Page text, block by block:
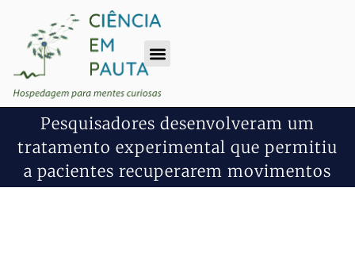
Pesquisadores desenvolveram um
tratamento experimental que permitiu
a pacientes recuperarem movimentos